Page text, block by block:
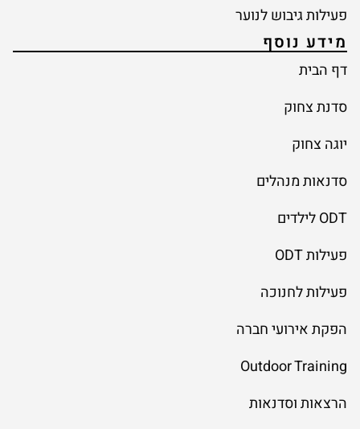
פעילות גיבוש לנוער
מידע נוסף
דף הבית
סדנת צחוק
יוגה צחוק
סדנאות מנהלים
ODT לילדים
פעילות ODT
פעילות לחנוכה
הפקת אירועי חברה
Outdoor Training
הרצאות וסדנאות